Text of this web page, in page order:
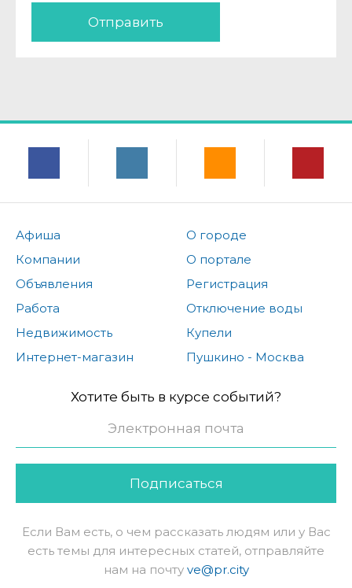
Отправить
Афиша
Компании
Объявления
Работа
Недвижимость
Интернет-магазин
О городе
О портале
Регистрация
Отключение воды
Купели
Пушкино - Москва
Хотите быть в курсе событий?
Подписаться
Если Вам есть, о чем рассказать людям или у Вас
есть темы для интересных статей, отправляйте
нам на почту ve@pr.city